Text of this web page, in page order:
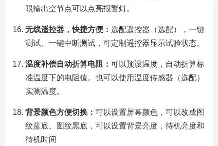
限输出空节点可以点亮报警灯。
无线遥控器，快捷方便： 选配遥控器（选配），一键
测试、一键中断测试，可定制遥控器显示试验状态。
温度补偿自动折算电阻： 可以预设温度，自动折算标
准温度下的电阻值。也可以使用温度传感器（选配）
实测温度。
背景颜色方便切换： 可以设置屏幕颜色，可以改成图
纹蓝底、图纹黑底，可以设置背景亮度，待机亮度和
待机时间